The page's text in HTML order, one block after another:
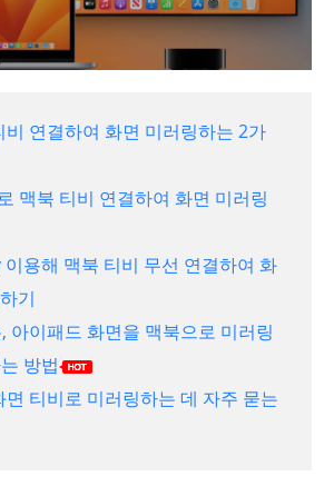
비 연결하여 화면 미러링하는 2가
맥북 티비 연결하여 화면 미러링
용해 맥북 티비 무선 연결하여 화
기
아이패드 화면을 맥북으로 미러링
방법
면 티비로 미러링하는 데 자주 묻는